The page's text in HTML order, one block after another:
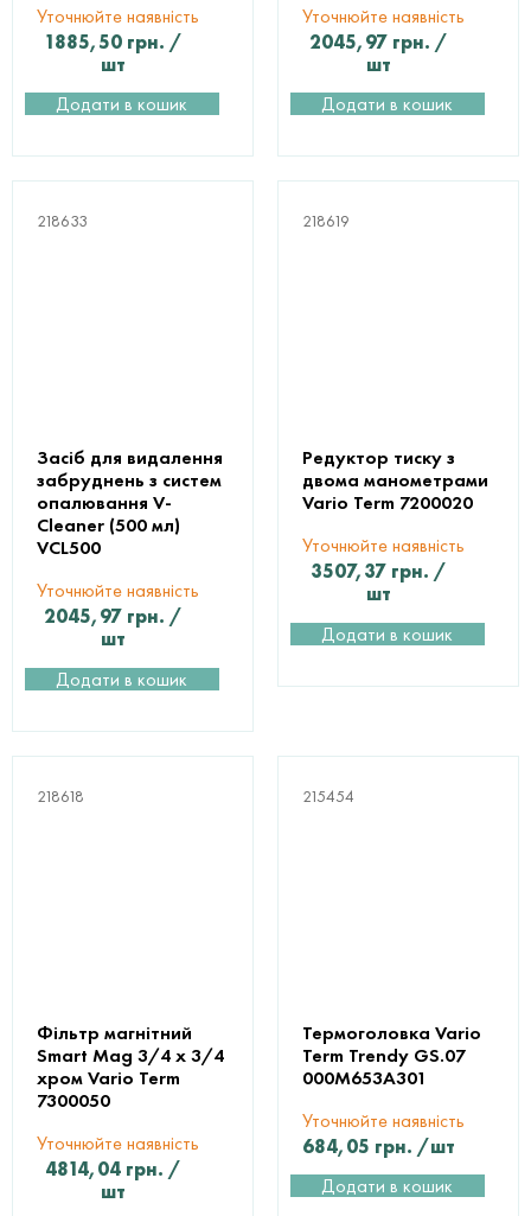
Уточнюйте наявність
1885,50 грн. /
шт
Додати в кошик
Уточнюйте наявність
2045,97 грн. /
шт
Додати в кошик
218633
Засіб для видалення
забруднень з систем
опалювання V-
Cleaner (500 мл)
VCL500
Уточнюйте наявність
2045,97 грн. /
шт
Додати в кошик
218619
Редуктор тиску з
двома манометрами
Vario Term 7200020
Уточнюйте наявність
3507,37 грн. /
шт
Додати в кошик
218618
Фільтр магнітний
Smart Mag 3/4 х 3/4
хром Vario Term
7300050
Уточнюйте наявність
4814,04 грн. /
шт
215454
Термоголовка Vario
Term Trendy GS.07
000M653A301
Уточнюйте наявність
684,05 грн. /шт
Додати в кошик